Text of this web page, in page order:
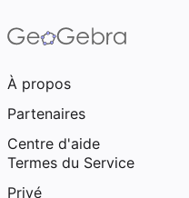
À propos
Partenaires
Centre d'aide
Termes du Service
Privé